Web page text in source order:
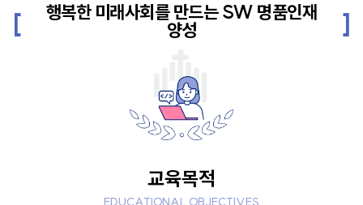
행복한 미래사회를 만드는 SW 명품인재
양성
교육목적
EDUCATIONAL OBJECTIVES